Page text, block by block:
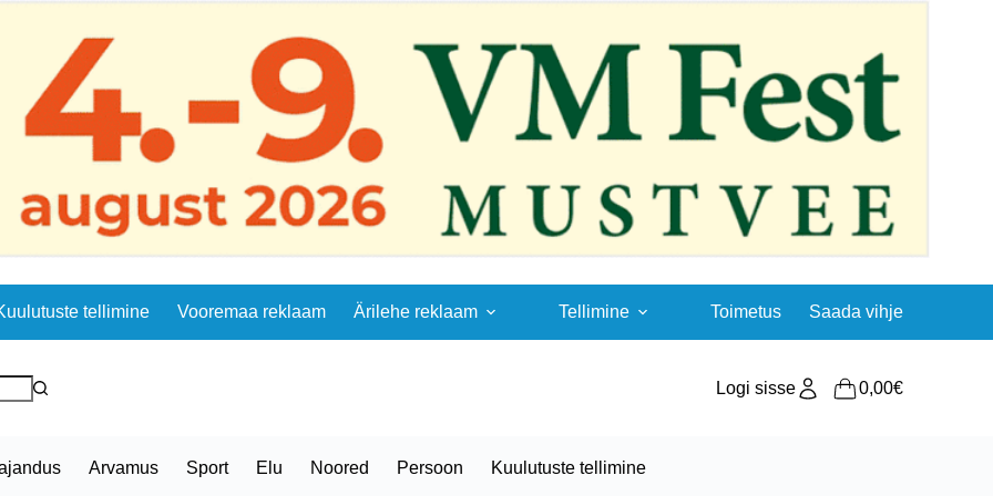
tellimine Vooremaa reklaam Ärilehe reklaam Tellimine Toimetus Saada vihje
Logi sisse
Shopping
0,00€
Arvamus Sport Elu Noored Persoon Kuulutuste tellimine